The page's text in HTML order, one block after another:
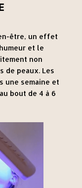
être, un effet
et le
non
de peaux. Les
une semaine et
bout de 4 à 6